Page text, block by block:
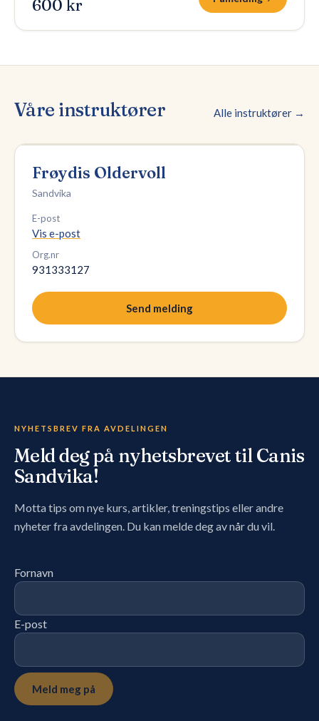
600 kr
Våre instruktører Alle instruktører →
Frøydis Oldervoll
Sandvika
E-post
Vis e-post
Org.nr
931333127
Send melding
NYHETSBREV FRA AVDELINGEN
Meld deg på nyhetsbrevet til Canis
Sandvika!
Motta tips om nye kurs, artikler, treningstips eller andre
nyheter fra avdelingen. Du kan melde deg av når du vil.
Fornavn
E-post
Meld meg på